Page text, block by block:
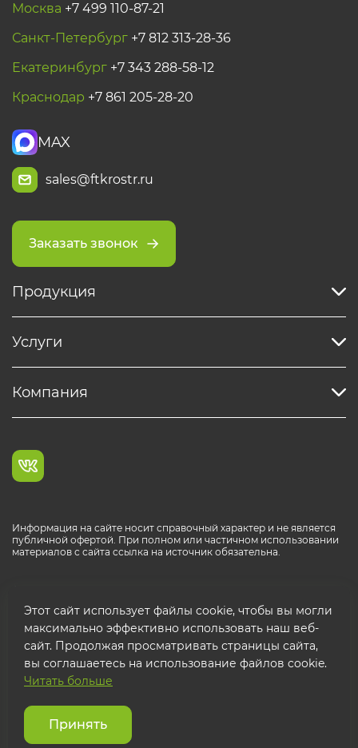
Москва +7 499 110-87-21
Санкт-Петербург +7 812 313-28-36
Екатеринбург +7 343 288-58-12
Краснодар +7 861 205-28-20
MAX
sales@ftkrostr.ru
Заказать звонок
Продукция
Услуги
Компания
Информация на сайте носит справочный характер и не является
публичной офертой. При полном или частичном использовании
материалов с сайта ссылка на источник обязательна.
© 2026 ООО "ФТК РОСТР"
Защита персональных данных
Использование cookies
Этот сайт использует файлы cookie, чтобы вы могли
максимально эффективно использовать наш веб-
сайт. Продолжая просматривать страницы сайта,
вы соглашаетесь на использование файлов cookie.
Читать больше
Принять